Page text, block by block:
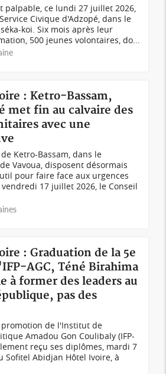
palpable, ce lundi 27 juillet 2026,
Civique d'Adzopé, dans le
koi. Six mois après leur
500 jeunes volontaires, do...
: Ketro-Bassam,
met fin au calvaire des
avec une
Ketro-Bassam, dans le
Vavoua, disposent désormais
pour faire face aux urgences
17 juillet 2026, le Conseil
: Graduation de la 5e
AGC, Téné Birahima
à former des leaders au
pas des
de l'Institut de
Amadou Gon Coulibaly (IFP-
reçu ses diplômes, mardi 7
Sofitel Abidjan Hôtel Ivoire, à